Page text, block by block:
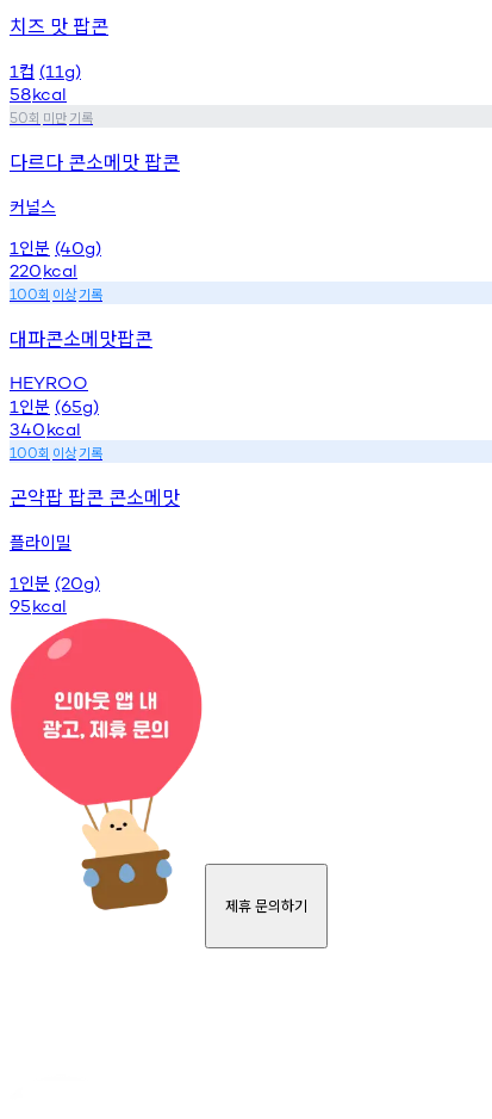
치즈 맛 팝콘
1 컵 (11g)
58kcal
50회 미만기록
다르다 콘소메맛 팝콘
커널스
1 인분 (40g)
220kcal
100회 이상기록
대파콘소메맛팝콘
HEYROO
1 인분 (65g)
340kcal
100회 이상기록
곤약팝 팝콘 콘소메맛
플라이밀
1 인분 (20g)
95kcal
제휴 문의하기